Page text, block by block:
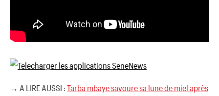
→ A LIRE AUSSI : Tarba mbaye savoure sa lune de miel après